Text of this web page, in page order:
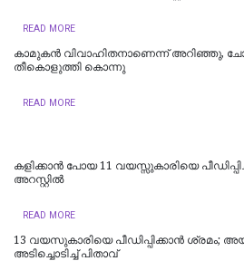
READ MORE
കാമുകൻ വിവാഹിതനാണെന്ന് അറിഞ്ഞു,
തീകൊളുത്തി കൊന്നു
READ MORE
കളിക്കാൻ പോയ 11 വയസ്സുകാരിയെ
അറസ്റ്റിൽ
READ MORE
13 വയസുകാരിയെ പീഡിപ്പിക്കാൻ ശ്രമം;
അടിച്ചൊടിച്ച് പിതാവ്